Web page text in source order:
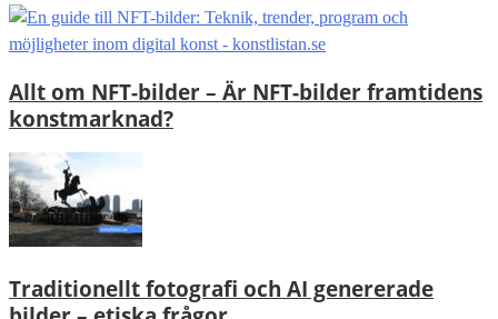
Allt om NFT-bilder – Är NFT-bilder framtidens
konstmarknad?
Traditionellt fotografi och AI genererade